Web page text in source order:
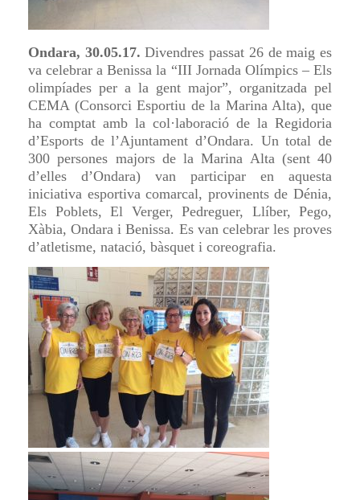
Ondara, 30.05.17.Divendres passat 26 de maig es
va celebrar a Benissa la “III Jornada Olímpics – Els
olimpíades per a la gent major”, organitzada pel
CEMA (Consorci Esportiu de la Marina Alta), que
ha comptat amb la col·laboració de la Regidoria
d’Esports de l’Ajuntament d’Ondara. Un total de
300 persones majors de la Marina Alta (sent 40
d’elles d’Ondara) van participar en aquesta
iniciativa esportiva comarcal, provinents de Dénia,
Els Poblets, El Verger, Pedreguer, Llíber, Pego,
Xàbia, Ondara i Benissa. Es van celebrar les proves
d’atletisme, natació, bàsquet i coreografia.